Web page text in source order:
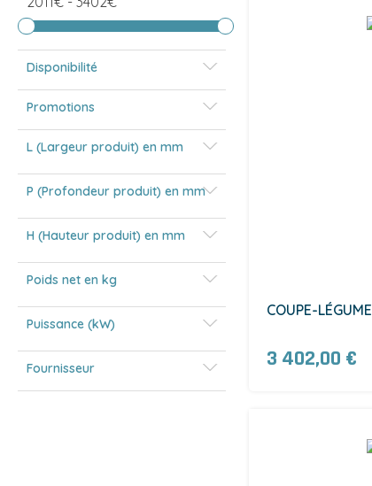
Disponibilité
Promotions
L (Largeur produit) en mm
P (Profondeur produit) en mm
H (Hauteur produit) en mm
Poids net en kg
Puissance (kW)
Fournisseur
COUPE-
3 402,00 €